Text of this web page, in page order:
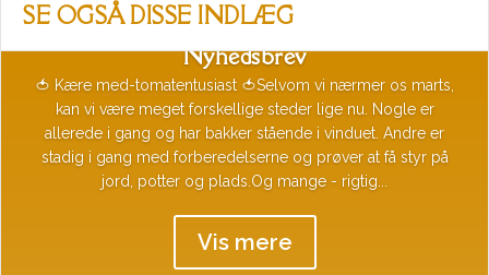
SE OGSÅ DISSE INDLÆG
Nyhedsbrev
🍅 Kære med-tomatentusiast 🍅Selvom vi nærmer os marts,
kan vi være meget forskellige steder lige nu. Nogle er
allerede i gang og har bakker stående i vinduet. Andre er
stadig i gang med forberedelserne og prøver at få styr på
jord, potter og plads.Og mange - rigtig...
Vis mere